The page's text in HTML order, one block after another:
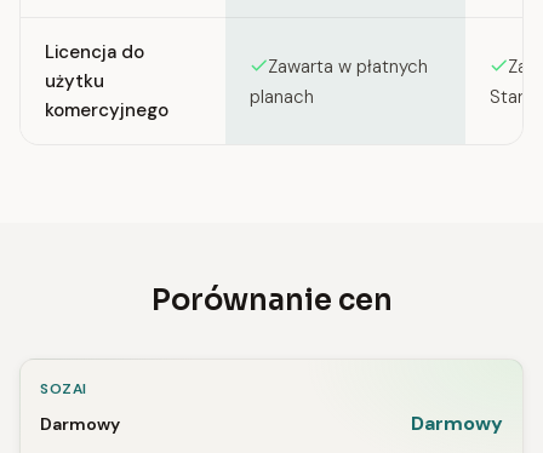
Licencja do
użytku
komercyjnego
Zawarta w płatnych
planach
Porównanie cen
SOZAI
Darmowy Darmowy